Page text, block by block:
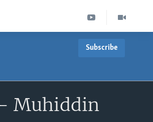
Subscribe
Muhiddin